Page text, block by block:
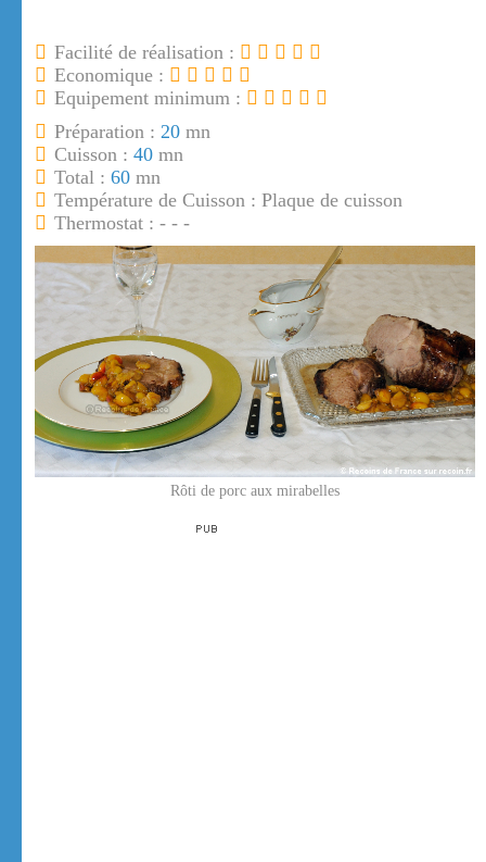
Facilité de réalisation :
Economique :
Equipement minimum :
Préparation : 20 mn
Cuisson : 40 mn
Total : 60 mn
Température de Cuisson : Plaque de cuisson
Thermostat : - - -
Rôti de porc aux mirabelles